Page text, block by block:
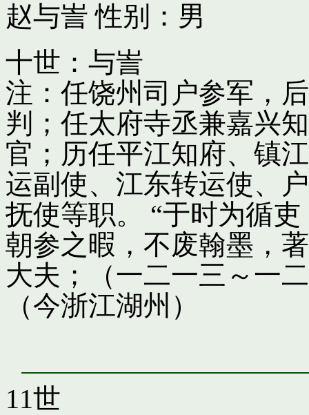
赵与訔 性别：男
十世：与訔
注：任饶州司户参军，
判；任太府寺丞兼嘉兴
官；历任平江知府、镇
运副使、江东转运使、
抚使等职。 “于时为循
朝参之暇，不废翰墨，
大夫；（一二一三～一
（今浙江湖州）
11世